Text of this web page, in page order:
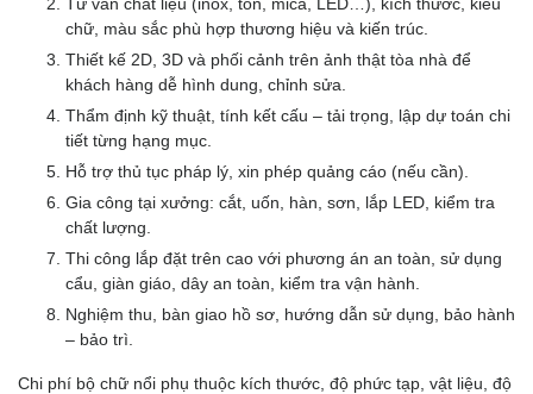
chữ, màu sắc phù hợp thương hiệu và kiến trúc.
Thiết kế 2D, 3D và phối cảnh trên ảnh thật tòa nhà để
khách hàng dễ hình dung, chỉnh sửa.
Thẩm định kỹ thuật, tính kết cấu – tải trọng, lập dự toán chi
tiết từng hạng mục.
Hỗ trợ thủ tục pháp lý, xin phép quảng cáo (nếu cần).
Gia công tại xưởng: cắt, uốn, hàn, sơn, lắp LED, kiểm tra
chất lượng.
Thi công lắp đặt trên cao với phương án an toàn, sử dụng
cẩu, giàn giáo, dây an toàn, kiểm tra vận hành.
Nghiệm thu, bàn giao hồ sơ, hướng dẫn sử dụng, bảo hành
– bảo trì.
Chi phí bộ chữ nổi phụ thuộc kích thước, độ phức tạp, vật liệu, độ